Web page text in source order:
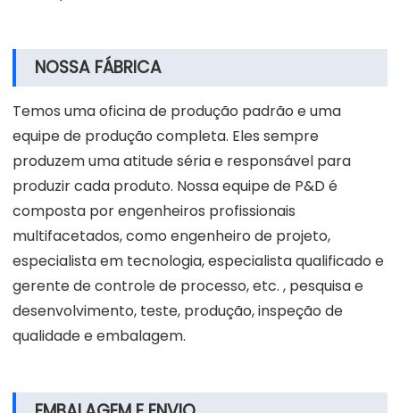
NOSSA FÁBRICA
Temos uma oficina de produção padrão e uma
equipe de produção completa. Eles sempre
produzem uma atitude séria e responsável para
produzir cada produto. Nossa equipe de P&D é
composta por engenheiros profissionais
multifacetados, como engenheiro de projeto,
especialista em tecnologia, especialista qualificado e
gerente de controle de processo, etc. , pesquisa e
desenvolvimento, teste, produção, inspeção de
qualidade e embalagem.